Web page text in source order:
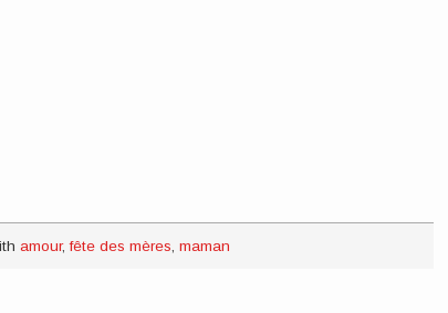
amour,fête des mères,maman